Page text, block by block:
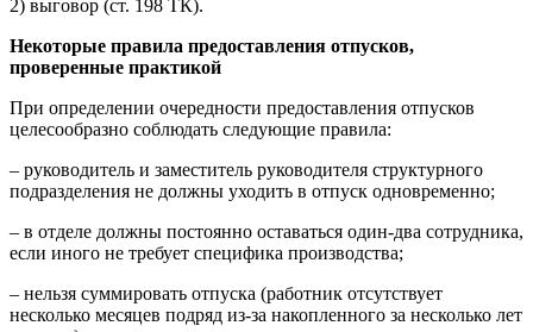
2) выговор (ст. 198 ТК).
Некоторые правила предоставления отпусков,
проверенные практикой
При определении очередности предоставления отпусков
целесообразно соблюдать следующие правила:
– руководитель и заместитель руководителя структурного
подразделения не должны уходить в отпуск одновременно;
– в отделе должны постоянно оставаться один-два сотрудника,
если иного не требует специфика производства;
– нельзя суммировать отпуска (работник отсутствует
несколько месяцев подряд из-за накопленного за несколько лет